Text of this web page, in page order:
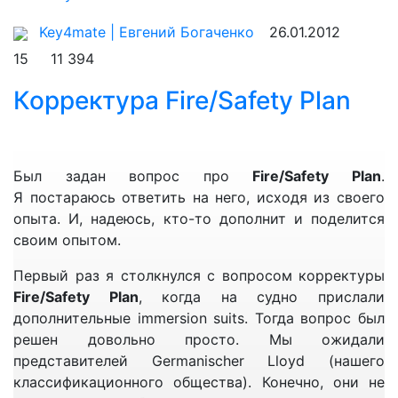
Вы открываете его и достаете изнутри отдельный
незакрепленный лист. Это и есть лист-вкладыш, на
нового Каталога. На английском языке он
называется Addendum. Сразу говорю, что лист этот
В заголовке мы можем прочитать, что наша
охватывает промежуток времени с 27го августа
2015 года (Неделя 35-2015) до 3го декабря 2015
года (Неделя 49-2015). Т.е. новый Каталог 2016
начал переиздаваться с 27го августа 2015 года.
Вся корректура, которая была до 27го августа
2015 года в новый Каталог 2016 года уже включена.
информации. Об этом сказано далее по ссылке.
Однако, опираясь на собственный опыт, скажу, что
каталогу можно верить.
Так выглядит сам каталог.
Key4mate | Евгений Богаченко
26.01.2012
15 11 394
Корректура Fire/Safety Plan
Был задан вопрос про Fire/Safety Plan.
Я постараюсь ответить на него, исходя из своего
опыта. И, надеюсь, кто-то дополнит и поделится
своим опытом.
Первый раз я столкнулся с вопросом корректуры
Fire/Safety Plan, когда на судно прислали
дополнительные immersion suits. Тогда вопрос был
решен довольно просто. Мы ожидали
представителей Germanischer Lloyd (нашего
классификационного общества). Конечно, они не